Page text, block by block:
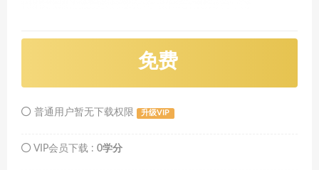
免费
普通用户暂无下载权限 升级VIP
VIP会员下载 : 0学分